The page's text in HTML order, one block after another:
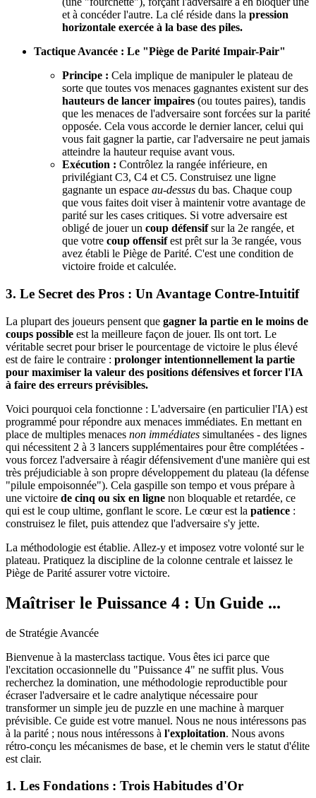
et à concéder l'autre. La clé réside dans la pression
horizontale exercée à la base des piles.
Tactique Avancée : Le "Piège de Parité Impair-Pair"
Principe : Cela implique de manipuler le plateau de
sorte que toutes vos menaces gagnantes existent sur des
hauteurs de lancer impaires (ou toutes paires), tandis
que les menaces de l'adversaire sont forcées sur la parité
opposée. Cela vous accorde le dernier lancer, celui qui
vous fait gagner la partie, car l'adversaire ne peut jamais
atteindre la hauteur requise avant vous.
Exécution : Contrôlez la rangée inférieure, en
privilégiant C3, C4 et C5. Construisez une ligne
gagnante un espace au-dessus du bas. Chaque coup
que vous faites doit viser à maintenir votre avantage de
parité sur les cases critiques. Si votre adversaire est
obligé de jouer un coup défensifsur la 2e rangée, et
que votre coup offensifest prêt sur la 3e rangée, vous
avez établi le Piège de Parité. C'est une condition de
victoire froide et calculée.
3. Le Secret des Pros : Un Avantage Contre-Intuitif
La plupart des joueurs pensent que gagner la partie en le moins de
coups possible est la meilleure façon de jouer. Ils ont tort. Le
véritable secret pour briser le pourcentage de victoire le plus élevé
est de faire le contraire : prolonger intentionnellement la partie
pour maximiser la valeur des positions défensives et forcer l'IA
à faire des erreurs prévisibles.
Voici pourquoi cela fonctionne : L'adversaire (en particulier l'IA) est
programmé pour répondre aux menaces immédiates. En mettant en
place de multiples menaces non immédiates simultanées - des lignes
qui nécessitent 2 à 3 lancers supplémentaires pour être complétées -
vous forcez l'adversaire à réagir défensivement d'une manière qui est
très préjudiciable à son propre développement du plateau (la défense
"pilule empoisonnée"). Cela gaspille son tempo et vous prépare à
une victoire de cinq ou six en ligne non bloquable et retardée, ce
qui est le coup ultime, gonflant le score. Le cœur est la patience :
construisez le filet, puis attendez que l'adversaire s'y jette.
La méthodologie est établie. Allez-y et imposez votre volonté sur le
plateau. Pratiquez la discipline de la colonne centrale et laissez le
Piège de Parité assurer votre victoire.
Maîtriser le Puissance 4 : Un Guide ...
de Stratégie Avancée
Bienvenue à la masterclass tactique. Vous êtes ici parce que
l'excitation occasionnelle du "Puissance 4" ne suffit plus. Vous
recherchez la domination, une méthodologie reproductible pour
écraser l'adversaire et le cadre analytique nécessaire pour
transformer un simple jeu de puzzle en une machine à marquer
prévisible. Ce guide est votre manuel. Nous ne nous intéressons pas
à la parité ; nous nous intéressons à l'exploitation. Nous avons
rétro-conçu les mécanismes de base, et le chemin vers le statut d'élite
est clair.
1. Les Fondations : Trois Habitudes d'Or